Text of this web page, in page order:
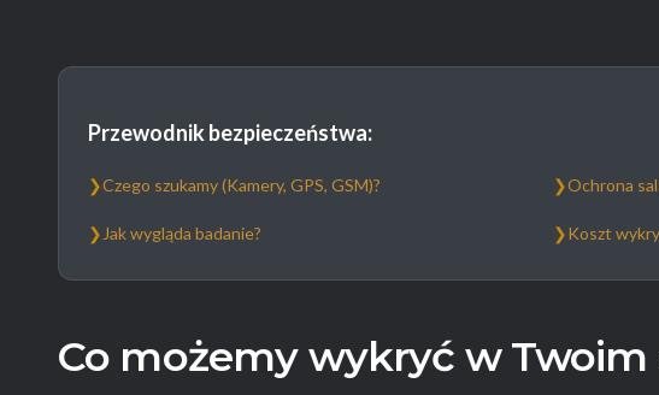
Przewodnik bezpieczeństwa:
❯Czego szukamy (Kamery, GPS, GSM)? ❯Ochrona
❯ Jak wygląda badanie? ❯Koszt
Co możemy wykryć w